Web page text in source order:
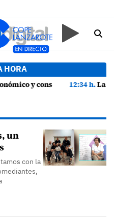
HORA
12:34 h.La seguridad y la protección del
un
con la